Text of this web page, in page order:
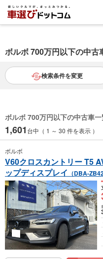
ボルボ 700万円以下の中古
検索条件を変更
ボルボ 700万円以下の中古車
1,601 台中（ 1 ～ 30 件を表示 ）
ボルボ
V60クロスカントリー T5
ップディスプレイ （DBA-